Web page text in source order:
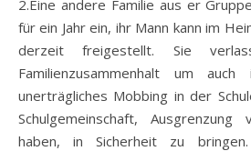
2.Eine andere Familie aus er
für ein Jahr ein, ihr Mann kann im
derzeit freigestellt. Sie
Familienzusammenhalt um
unerträgliches Mobbing in der
Schulgemeinschaft,
haben, in Sicherheit zu